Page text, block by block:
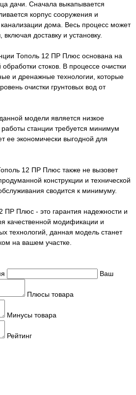
дачи. Сначала выкапывается
корпус сооружения и
дома. Весь процесс может
доставку и установку.
Тополь 12 ПР Плюс основана на
стоков. В процессе очистки
и дренажные технологии, которые
очистки грунтовых вод от
модели является низкое
станции требуется минимум
ее экономически выгодной для
12 ПР Плюс также не вызовет
конструкции и технической
сводится к минимуму.
ПР Плюс - это гарантия надежности и
качественной модификации и
технологий, данная модель станет
на вашем участке.
Ваш
Плюсы товара
Минусы товара
Рейтинг